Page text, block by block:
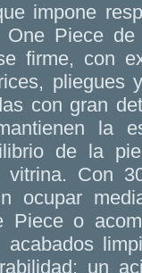
impone
Piece
firme, con
pliegues
con gran
la
de la
vitrina. Con
ocupar
Piece o
un